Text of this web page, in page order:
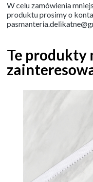
W celu zamówienia
produktu prosimy o
Te produkty